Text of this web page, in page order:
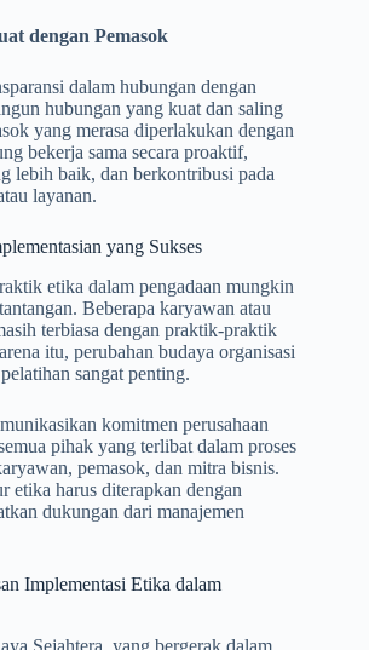
dengan Pemasok
dalam hubungan dengan
hubungan yang kuat dan saling
yang merasa diperlakukan dengan
bekerja sama secara proaktif,
lebih baik, dan berkontribusi pada
layanan.
yang Sukses
etika dalam pengadaan mungkin
Beberapa karyawan atau
terbiasa dengan praktik-praktik
itu, perubahan budaya organisasi
sangat penting.
komitmen perusahaan
pihak yang terlibat dalam proses
pemasok, dan mitra bisnis.
etika harus diterapkan dengan
dukungan dari manajemen
Implementasi Etika dalam
Sejahtera, yang bergerak dalam